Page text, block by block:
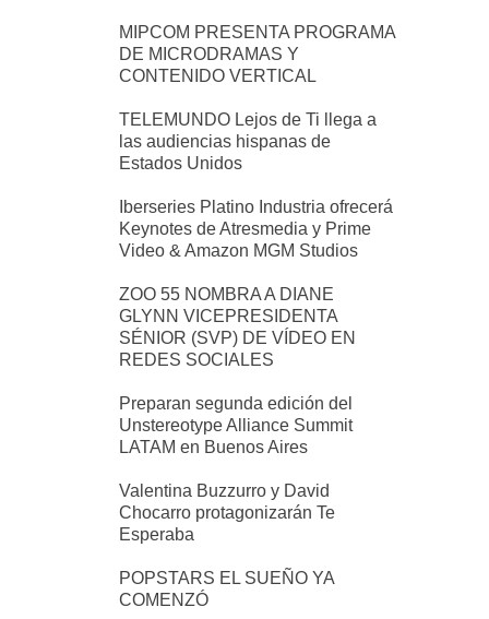
MIPCOM PRESENTA PROGRAMA
DE MICRODRAMAS Y
CONTENIDO VERTICAL
TELEMUNDO Lejos de Ti llega a
las audiencias hispanas de
Estados Unidos
Iberseries Platino Industria ofrecerá
Keynotes de Atresmedia y Prime
Video & Amazon MGM Studios
ZOO 55 NOMBRA A DIANE
GLYNN VICEPRESIDENTA
SÉNIOR (SVP) DE VÍDEO EN
REDES SOCIALES
Preparan segunda edición del
Unstereotype Alliance Summit
LATAM en Buenos Aires
Valentina Buzzurro y David
Chocarro protagonizarán Te
Esperaba
POPSTARS EL SUEÑO YA
COMENZÓ